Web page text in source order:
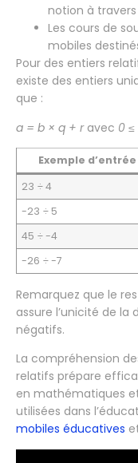
notion à
Les cours de
mobiles
Pour des entiers
existe des entiers
que :
a = b × q + ravec 0 ≤
Exemple d’entrée
23 ÷ 4
-23 ÷ 5
45 ÷ -4
-26 ÷ -7
Remarquez que le
assure l’unicité de
négatifs.
La compréhension
relatifs prépare
en mathématiques
utilisées dans
mobiles éducatives